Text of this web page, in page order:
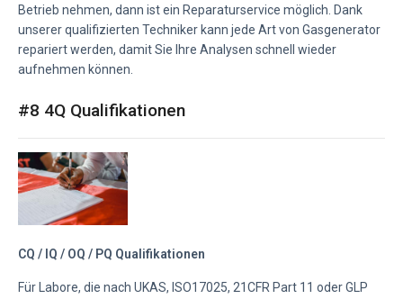
Betrieb nehmen, dann ist ein Reparaturservice möglich. Dank
unserer qualifizierten Techniker kann jede Art von Gasgenerator
repariert werden, damit Sie Ihre Analysen schnell wieder
aufnehmen können.
#8 4Q Qualifikationen
CQ / IQ / OQ / PQ Qualifikationen
Für Labore, die nach UKAS, ISO17025, 21CFR Part 11 oder GLP